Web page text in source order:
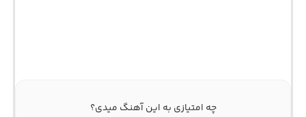
چه امتیازی به این آهنگ میدی؟